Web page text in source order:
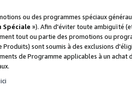
ou des programmes spéciaux
Spéciale »). Afin d'éviter toute ambiguïté
tout ou partie des promotions ou
sont soumis à des exclusions
de Programme applicables à un
ici